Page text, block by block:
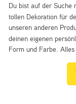
Du bist auf der Suche
tollen Dekoration für
unseren anderen
deinen eigenen
Form und Farbe.